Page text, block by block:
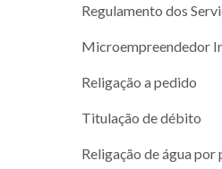
Regulamento dos
Microempreendedor
Religação a pedido
Titulação de débito
Religação de água